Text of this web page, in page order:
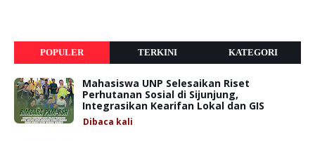
POPULER TERKINI KATEGORI
Mahasiswa UNP Selesaikan Riset
Perhutanan Sosial di Sijunjung,
Integrasikan Kearifan Lokal dan GIS
Dibaca kali